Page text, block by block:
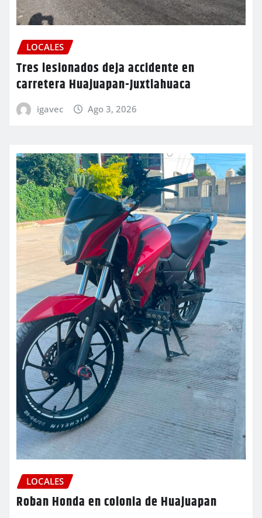
LOCALES
Tres lesionados deja accidente en
carretera Huajuapan-Juxtlahuaca
igavec Ago 3, 2026
LOCALES
Roban Honda en colonia de Huajuapan